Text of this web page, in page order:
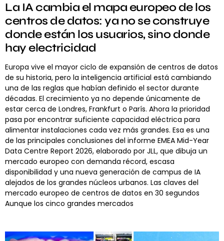
La IA cambia el mapa europeo de los
centros de datos: ya no se construye
donde están los usuarios, sino donde
hay electricidad
Europa vive el mayor ciclo de expansión de centros de datos
de su historia, pero la inteligencia artificial está cambiando
una de las reglas que habían definido el sector durante
décadas. El crecimiento ya no depende únicamente de
estar cerca de Londres, Frankfurt o París. Ahora la prioridad
pasa por encontrar suficiente capacidad eléctrica para
alimentar instalaciones cada vez más grandes. Esa es una
de las principales conclusiones del informe EMEA Mid-Year
Data Centre Report 2026, elaborado por JLL, que dibuja un
mercado europeo con demanda récord, escasa
disponibilidad y una nueva generación de campus de IA
alejados de los grandes núcleos urbanos. Las claves del
mercado europeo de centros de datos en 30 segundos
Aunque los cinco grandes mercados